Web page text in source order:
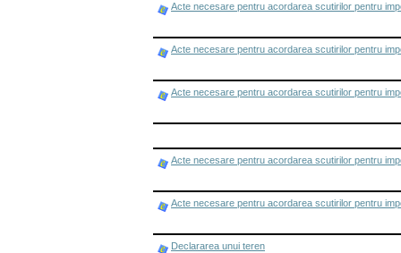
Acte necesare pentru acordarea scutirilor pentru
Acte necesare pentru acordarea scutirilor pentru
Acte necesare pentru acordarea scutirilor pentru
Acte necesare pentru acordarea scutirilor pentru
Acte necesare pentru acordarea scutirilor pentru
Declararea unui teren